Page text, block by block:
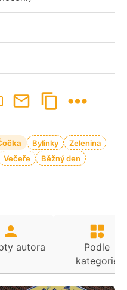
Bylinky
Zelenina
Večeře Běžný den
autora
Podle
kategorie